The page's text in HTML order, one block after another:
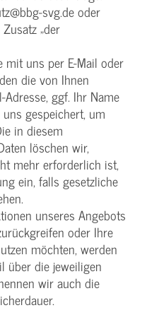
svg.de oder
„der
mit uns per E-Mail oder
die von Ihnen
ggf. Ihr Name
gespeichert, um
in diesem
löschen wir,
mehr erforderlich ist,
ein, falls gesetzliche
unseres Angebots
oder Ihre
möchten, werden
über die jeweiligen
wir auch die